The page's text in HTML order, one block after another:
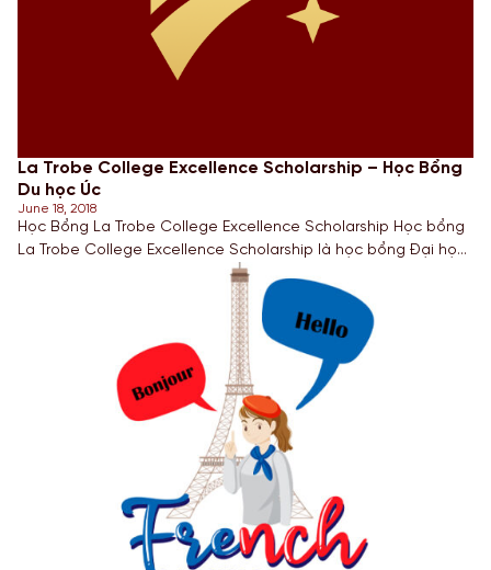
La Trobe College Excellence Scholarship – Học Bổng
Du học Úc
June 18, 2018
Học Bổng La Trobe College Excellence Scholarship Học bổng
La Trobe College Excellence Scholarship là học bổng Đại học
La Trobe năm 2018 dành cho Sinh viên Việt Nam chuẩn bị
nhập học các khóa Cử nhân và sau Đại học. Học bổng trị giá
trị từ 15%-25% tổng học phí toàn khóa học. Sinh […]